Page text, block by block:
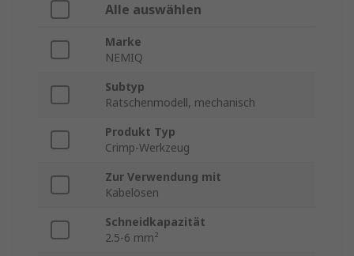
Alle auswählen
Marke
NEMIQ
Subtyp
Ratschenmodell, mechanisch
Produkt Typ
Crimp-Werkzeug
Zur Verwendung mit
Kabelösen
Schneidkapazität
2.5-6 mm²